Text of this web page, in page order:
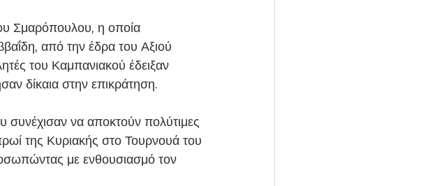
Σμαρόπουλου, η οποία
από την έδρα του Αξιού
του Καμπανιακού έδειξαν
δίκαια στην επικράτηση.
συνέχισαν να αποκτούν πολύτιμες
της Κυριακής στο Τουρνουά του
με ενθουσιασμό τον